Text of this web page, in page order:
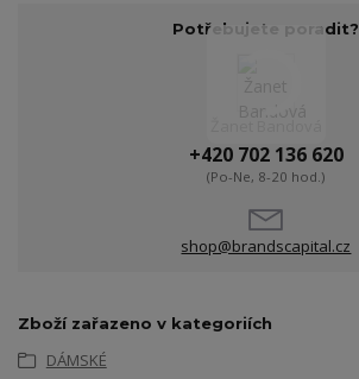
Potřebujete poradit?
+420 702 136 620
(Po-Ne, 8-20 hod.)
shop@brandscapital.cz
Zboží zařazeno v kategoriích
DÁMSKÉ